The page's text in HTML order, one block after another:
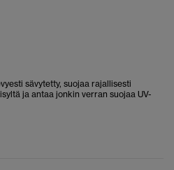
sävytetty, suojaa rajallisesti
ja antaa jonkin verran suojaa UV-